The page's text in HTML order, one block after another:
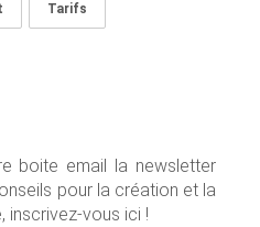
Tarifs
boite email la newsletter
pour la création et la
inscrivez-vous ici !